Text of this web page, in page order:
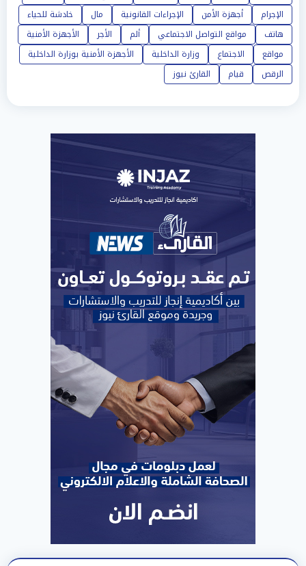
الإجرام
أجهزة الأمن الإجراءات القانونية مال
خادشة للحياء
هاتف
مواقع التواصل الاجتماعي ألم الأجر
الأجهزة الأمنية
مواقع
الاجتماع وزارة الداخلية
الأجهزة الأمنية بوزارة الداخلية
الرقص
قيام القارئ نيوز